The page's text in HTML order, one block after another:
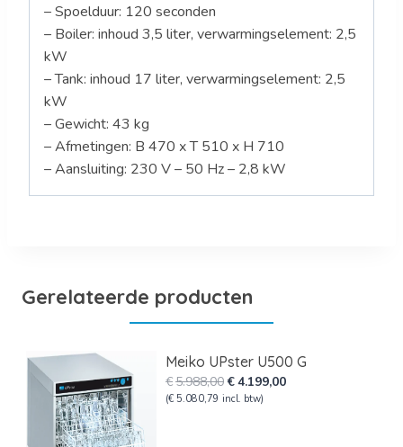
– Spoelduur: 120 seconden
– Boiler: inhoud 3,5 liter, verwarmingselement: 2,5
kW
– Tank: inhoud 17 liter, verwarmingselement: 2,5
kW
– Gewicht: 43 kg
– Afmetingen: B 470 x T 510 x H 710
– Aansluiting: 230 V – 50 Hz – 2,8 kW
Gerelateerde producten
Meiko UPster U500 G
€5.988,00Oorspronkelijke
prijs
€4.199,00Huidige
(€ 5.080,79 incl. btw)